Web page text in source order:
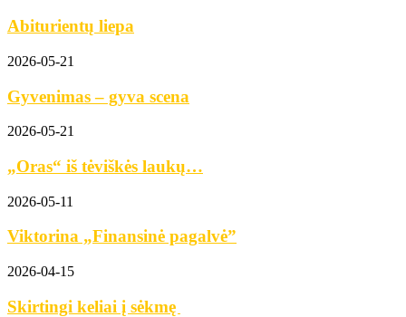
Abiturientų liepa
2026-05-21
Gyvenimas – gyva scena
2026-05-21
„Oras“ iš tėviškės laukų…
2026-05-11
Viktorina „Finansinė pagalvė”
2026-04-15
Skirtingi keliai į sėkmę